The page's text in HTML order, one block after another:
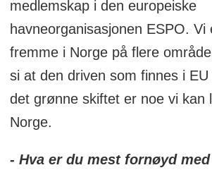
medlemskap i den europeiske
havneorganisasjonen ESPO. Vi
fremme i Norge på flere
si at den driven som finnes i EU
det grønne skiftet er noe vi
Norge.
- Hva er du mest fornøyd